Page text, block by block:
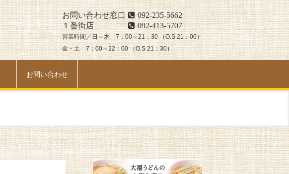
お問い合わせ窓口
092-235-5662
１番街店
092-413-5707
営業時間／日～木 7：00～21：30 （O.S 21：00）
金・土 7：00～22：00 （O.S 21：30）
お問い合わせ